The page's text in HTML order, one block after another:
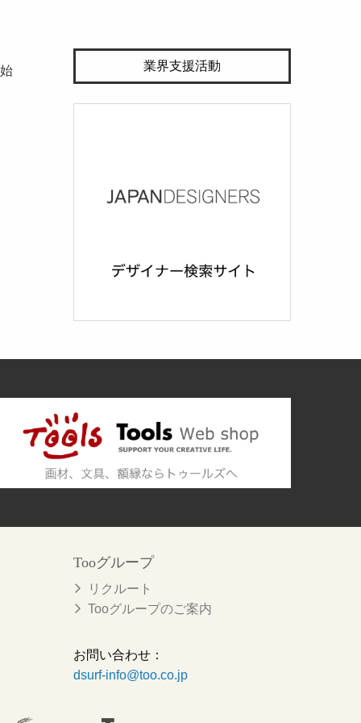
業界支援活動
Tooグループ
リクルート
Tooグループのご案内
お問い合わせ：
dsurf-info@too.co.jp